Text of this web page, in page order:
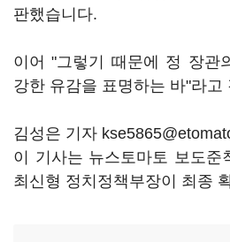
판했습니다.
이어 "그렇기 때문에 정 장관
강한 유감을 표명하는 바"라고
김성은 기자
이 기사는 뉴스토마토 보도준
최신형 정치정책부장이 최종